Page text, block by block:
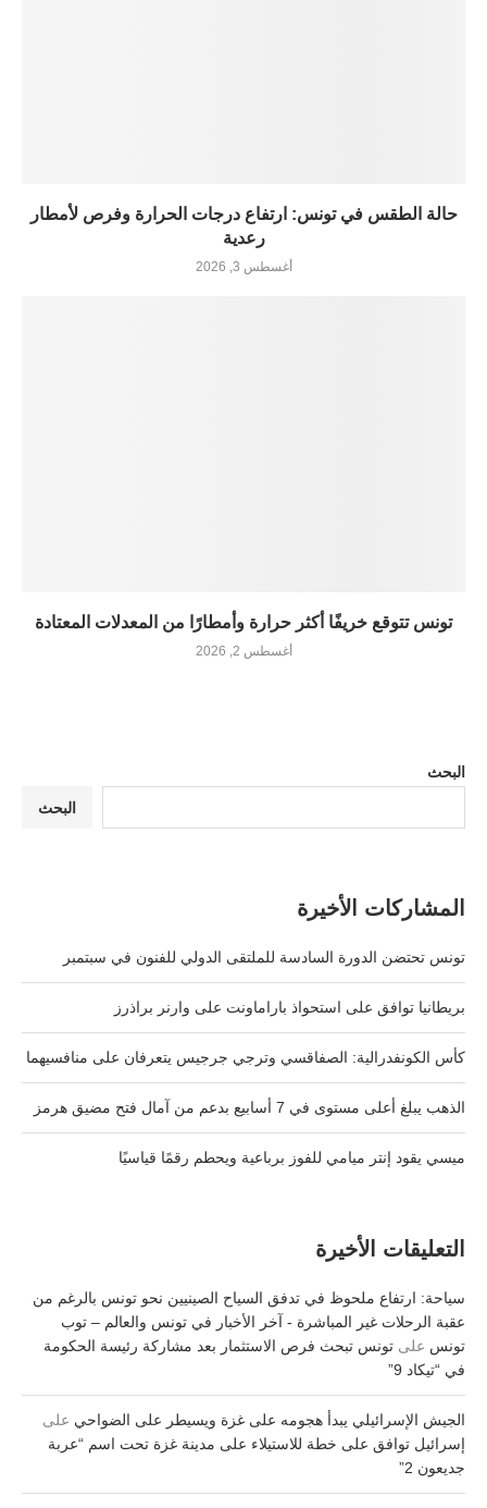
حالة الطقس في تونس: ارتفاع درجات الحرارة وفرص لأمطار
رعدية
أغسطس 3, 2026
تونس تتوقع خريفًا أكثر حرارة وأمطارًا من المعدلات المعتادة
أغسطس 2, 2026
البحث
البحث
المشاركات الأخيرة
تونس تحتضن الدورة السادسة للملتقى الدولي للفنون في سبتمبر
بريطانيا توافق على استحواذ باراماونت على وارنر براذرز
كأس الكونفدرالية: الصفاقسي وترجي جرجيس يتعرفان على منافسيهما
الذهب يبلغ أعلى مستوى في 7 أسابيع بدعم من آمال فتح مضيق هرمز
ميسي يقود إنتر ميامي للفوز برباعية ويحطم رقمًا قياسيًا
التعليقات الأخيرة
سياحة: ارتفاع ملحوظ في تدفق السياح الصينيين نحو تونس بالرغم من
عقبة الرحلات غير المباشرة - آخر الأخبار في تونس والعالم – توب
تونس على تونس تبحث فرص الاستثمار بعد مشاركة رئيسة الحكومة
في “تيكاد 9”
الجيش الإسرائيلي يبدأ هجومه على غزة ويسيطر على الضواحي على
إسرائيل توافق على خطة للاستيلاء على مدينة غزة تحت اسم “عربة
جديعون 2”